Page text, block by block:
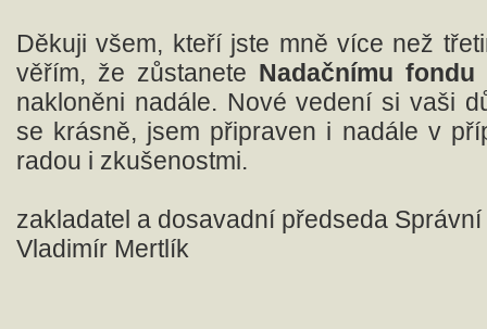
Děkuji všem, kteří jste mně více než
věřím, že zůstanete Nadačnímu fondu
nakloněni nadále. Nové vedení si vaši
se krásně, jsem připraven i nadále v
radou i zkušenostmi.
zakladatel a dosavadní předseda
Vladimír Mertlík